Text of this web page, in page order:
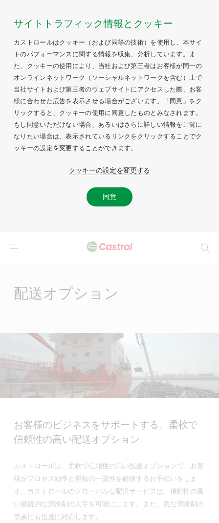
サイトトラフィック情報とクッキー
カストロールはクッキー（および同等の技術）を使用し、本サイ
トのパフォーマンスに関する情報を収集、分析しています。ま
た、クッキーの使用により、当社および第三者はお客様が同一の
オンラインネットワーク（ソーシャルネットワークを含む）上で
当社サイトおよび第三者のウェブサイトにアクセスした際、お客
様に合わせた広告を表示させる場合がございます。「同意」をク
リックすると、クッキーの使用に同意したものとみなされます。
もし同意いただけない場合、あるいはさらに詳しい情報をご覧に
なりたい場合は、表示されているリンクをクリックすることでク
ッキーの設定を変更することができます。
クッキーの設定を変更する
同意
配送オプション
お客様のビジネスをサポートする、柔軟で
信頼性の高い配送オプション
カストロールは、柔軟で信頼性の高い配送オプションで、お客
様がプロセス効率と運転の一貫性を確保するお手伝いをしま
す。カストロールのグローバルな配送サービスは、信頼性の高
い継続的な潤滑剤の入手を可能にします。また、急な潤滑剤の
需要にも迅速に対応します。